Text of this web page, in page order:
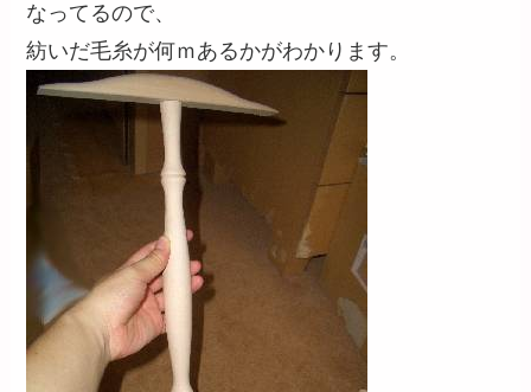
なってるので、
紡いだ毛糸が何ｍあるかがわかります。